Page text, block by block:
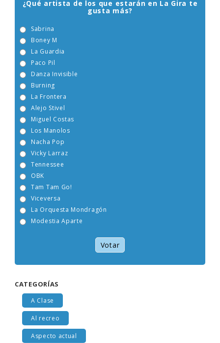
¿Qué artista de los que estarán en La Gira te
gusta más?
Sabrina
Boney M
La Guardia
Paco Pil
Danza Invisible
Burning
La Frontera
Alejo Stivel
Miguel Costas
Los Manolos
Nacha Pop
Vicky Larraz
Tennessee
OBK
Tam Tam Go!
Viceversa
La Orquesta Mondragón
Modestia Aparte
Votar
CATEGORÍAS
A Clase
Al recreo
Aspecto actual